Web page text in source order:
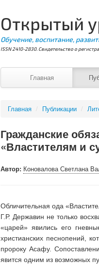
Открытый
Обучение, воспитание,
ISSN 2410-2830. Свидетельство о
Главная
Главная / Публикации /
Гражданские
«Властителям и
Автор: Коновалова Светлана
Обличительная ода
Г.Р. Державин не только
«царей» явились его
христианских песнопений,
пророку Асафу.
явится одним из возможных